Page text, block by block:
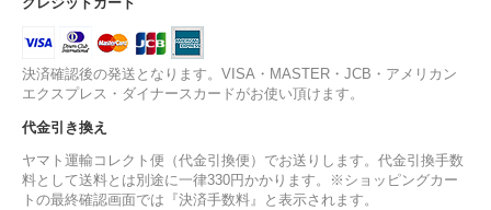
決済確認後の発送となります。VISA・MASTER・JCB・アメリカン
エクスプレス・ダイナースカードがお使い頂けます。
代金引き換え
ヤマト運輸コレクト便（代金引換便）でお送りします。代金引換手数
料として送料とは別途に一律330円かかります。※ショッピングカー
トの最終確認画面では『決済手数料』と表示されます。